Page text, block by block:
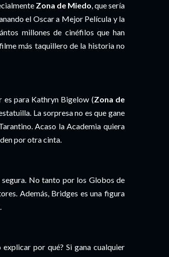
Zona de Miedo, que sería
el Oscar a Mejor Película y la
millones de cinéfilos que han
más taquillero de la historia no
es para Kathryn Bigelow (Zona de
La sorpresa no es que gane
Acaso la Academia quiera
por otra cinta.
segura. No tanto por los Globos de
Además, Bridges es una figura
por qué? Si gana cualquier